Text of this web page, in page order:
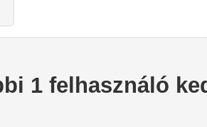
1 felhasználó